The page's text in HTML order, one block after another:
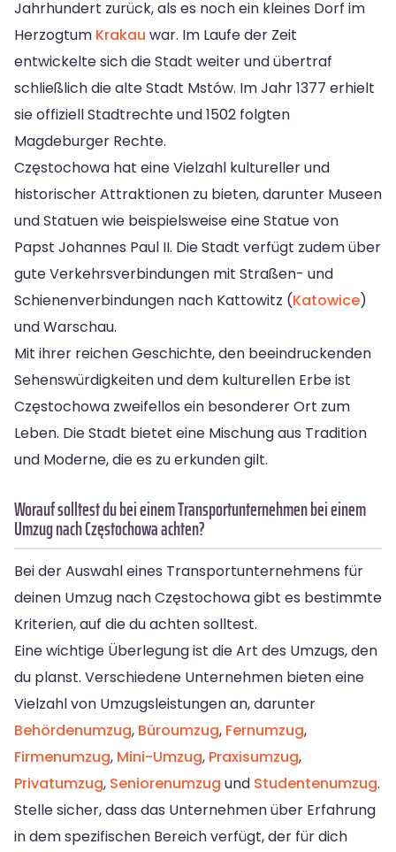
Jahrhundert zurück, als es noch ein kleines Dorf im
Herzogtum Krakau war. Im Laufe der Zeit
entwickelte sich die Stadt weiter und übertraf
schließlich die alte Stadt Mstów. Im Jahr 1377 erhielt
sie offiziell Stadtrechte und 1502 folgten
Magdeburger Rechte.
Częstochowa hat eine Vielzahl kultureller und
historischer Attraktionen zu bieten, darunter Museen
und Statuen wie beispielsweise eine Statue von
Papst Johannes Paul II. Die Stadt verfügt zudem über
gute Verkehrsverbindungen mit Straßen- und
Schienenverbindungen nach Kattowitz (Katowice)
und Warschau.
Mit ihrer reichen Geschichte, den beeindruckenden
Sehenswürdigkeiten und dem kulturellen Erbe ist
Częstochowa zweifellos ein besonderer Ort zum
Leben. Die Stadt bietet eine Mischung aus Tradition
und Moderne, die es zu erkunden gilt.
Worauf solltest du bei einem Transportunternehmen bei einem
Umzug nach Częstochowa achten?
Bei der Auswahl eines Transportunternehmens für
deinen Umzug nach Częstochowa gibt es bestimmte
Kriterien, auf die du achten solltest.
Eine wichtige Überlegung ist die Art des Umzugs, den
du planst. Verschiedene Unternehmen bieten eine
Vielzahl von Umzugsleistungen an, darunter
Behördenumzug, Büroumzug, Fernumzug,
Firmenumzug, Mini-Umzug, Praxisumzug,
Privatumzug, Seniorenumzug und Studentenumzug.
Stelle sicher, dass das Unternehmen über Erfahrung
in dem spezifischen Bereich verfügt, der für dich